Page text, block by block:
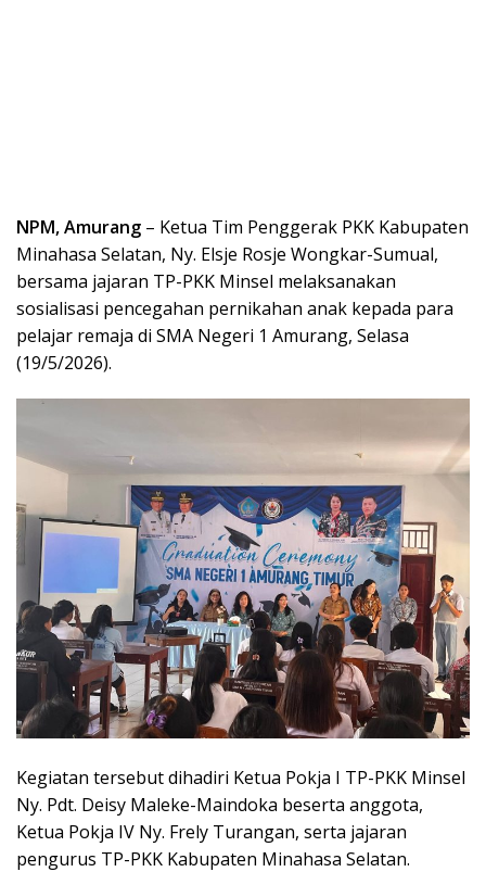
NPM, Amurang – Ketua Tim Penggerak PKK Kabupaten
Minahasa Selatan, Ny. Elsje Rosje Wongkar-Sumual,
bersama jajaran TP-PKK Minsel melaksanakan
sosialisasi pencegahan pernikahan anak kepada para
pelajar remaja di SMA Negeri 1 Amurang, Selasa
(19/5/2026).
Kegiatan tersebut dihadiri Ketua Pokja I TP-PKK Minsel
Ny. Pdt. Deisy Maleke-Maindoka beserta anggota,
Ketua Pokja IV Ny. Frely Turangan, serta jajaran
pengurus TP-PKK Kabupaten Minahasa Selatan.